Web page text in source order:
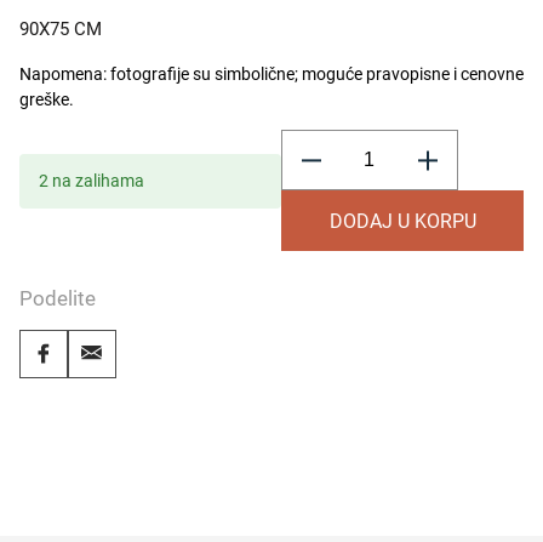
90X75 CM
Napomena: fotografije su simbolične; moguće pravopisne i cenovne
greške.
2 na zalihama
Fotelja
Napoli
DODAJ U KORPU
Podelite